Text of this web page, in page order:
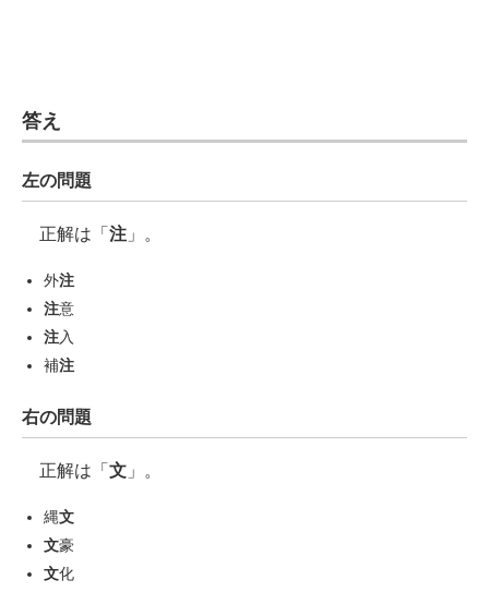
エレクトロニクス専門サイト
電子設計の基本と応用
エネルギーの専門メディア
建設×テクノロジーの最前線
答え
左の問題
正解は「 注 」。
外注
注意
注入
補注
右の問題
正解は「 文 」。
縄文
文豪
文化